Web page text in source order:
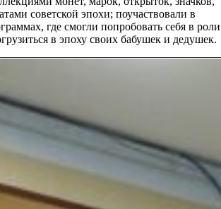
советской эпохи; поучаствовали в
где смогли попробовать себя в роли
в эпоху своих бабушек и дедушек.